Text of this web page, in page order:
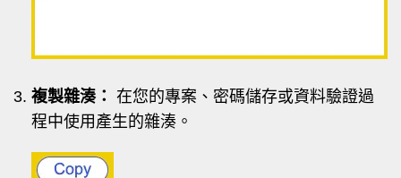
複製雜湊： 在您的專案、密碼儲存或資料驗證過
程中使用產生的雜湊。